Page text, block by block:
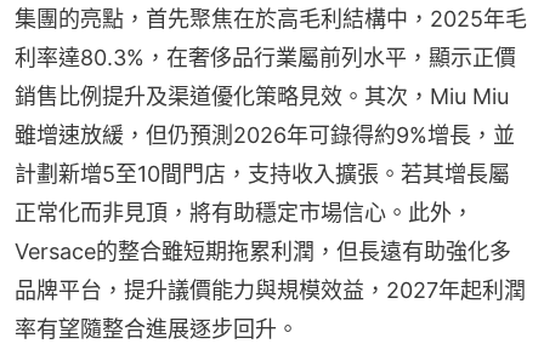
集團的亮點，首先聚焦在於高毛利結構中，2025年毛
利率達80.3%，在奢侈品行業屬前列水平，顯示正價
銷售比例提升及渠道優化策略見效。其次，Miu Miu
雖增速放緩，但仍預測2026年可錄得約9%增長，並
計劃新增5至10間門店，支持收入擴張。若其增長屬
正常化而非見頂，將有助穩定市場信心。此外，
Versace的整合雖短期拖累利潤，但長遠有助強化多
品牌平台，提升議價能力與規模效益，2027年起利潤
率有望隨整合進展逐步回升。